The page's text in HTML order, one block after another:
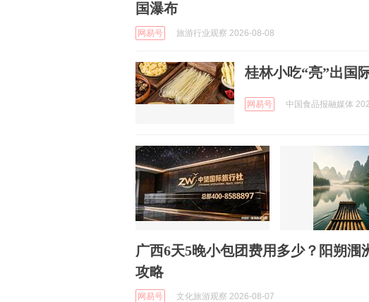
国瀑布
网易号 旅游行业观察 2026-08-08
桂林小吃“亮”出国
网易号 中国食品报融媒体
广西6天5晚小包团费用多少？阳朔
攻略
网易号 文化旅游观察 2026-08-07